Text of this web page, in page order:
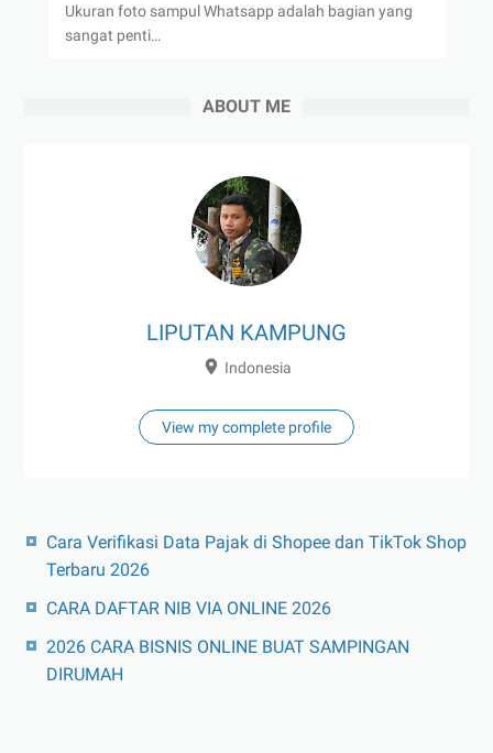
Ukuran foto sampul Whatsapp adalah bagian yang
sangat penti…
ABOUT ME
LIPUTAN KAMPUNG
Indonesia
View my complete profile
Cara Verifikasi Data Pajak di Shopee dan TikTok Shop
Terbaru 2026
CARA DAFTAR NIB VIA ONLINE 2026
2026 CARA BISNIS ONLINE BUAT SAMPINGAN
DIRUMAH